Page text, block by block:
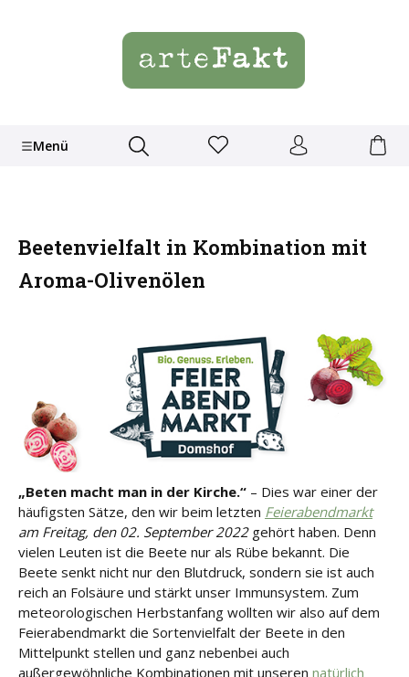
Menü
Beetenvielfalt in Kombination mit
Aroma-Olivenölen
„Beten macht man in der Kirche.“ – Dies war einer der
häufigsten Sätze, den wir beim letzten Feierabendmarkt
am Freitag, den 02. September 2022gehört haben. Denn
vielen Leuten ist die Beete nur als Rübe bekannt. Die
Beete senkt nicht nur den Blutdruck, sondern sie ist auch
reich an Folsäure und stärkt unser Immunsystem. Zum
meteorologischen Herbstanfang wollten wir also auf dem
Feierabendmarkt die Sortenvielfalt der Beete in den
Mittelpunkt stellen und ganz nebenbei auch
außergewöhnliche Kombinationen mit unseren natürlich